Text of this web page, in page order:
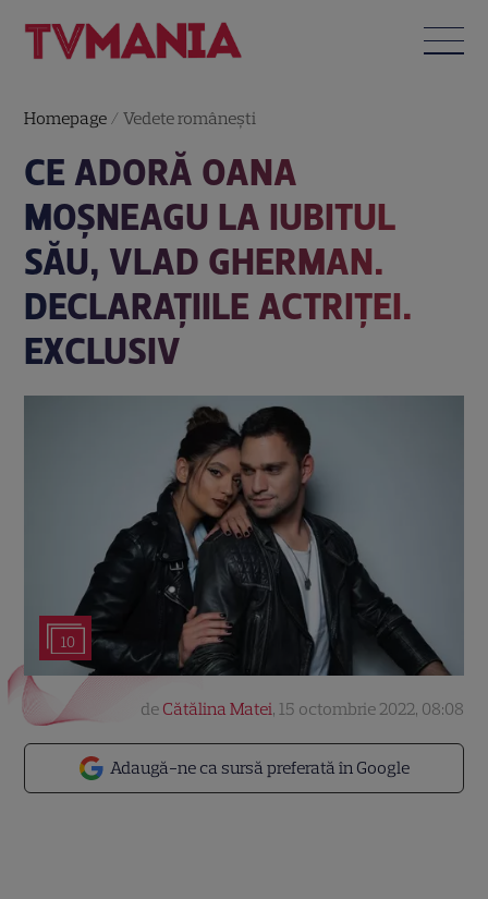
Homepage /Vedete româneşti
CE ADORĂ OANA
MOȘNEAGU LA IUBITUL
SĂU, VLAD GHERMAN.
DECLARAȚIILE ACTRIȚEI.
EXCLUSIV
10
Adaugă-ne ca sursă preferată în Google
de Cătălina Matei, 15 octombrie 2022, 08:08